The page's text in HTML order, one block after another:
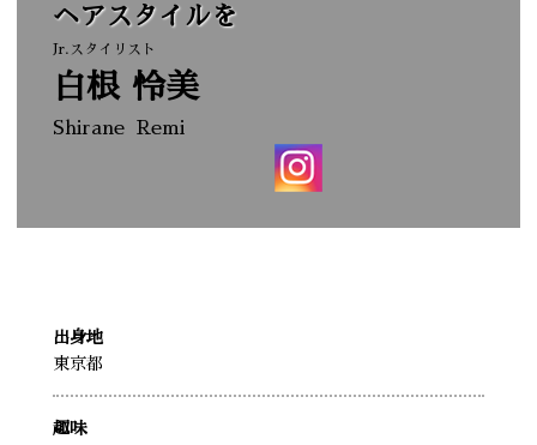
ヘアスタイルを
Jr.スタイリスト
白根 怜美
Shirane Remi
出身地
東京都
趣味